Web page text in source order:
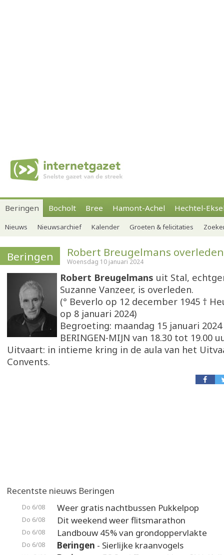
Beringen Bocholt Bree Hamont-Achel Hechtel-
Nieuws Nieuwsarchief Kalender Groeten & felicitaties
Beringen Robert Breugelmans overleden
Woensdag 10 januari 2024
Robert Breugelmans uit Stal,
Suzanne Vanzeer, is overleden.
(° Beverlo op 12 december 1945 †
op 8 januari 2024)
Begroeting: maandag 15 januari
BERINGEN-MIJN van 18.30 tot 19.00
Uitvaart: in intieme kring in de aula van het
Convents.
Recentste nieuws Beringen
Do 6/08 Weer gratis nachtbussen Pukkelpop
Do 6/08 Dit weekend weer flitsmarathon
Do 6/08 Landbouw 45% van grondoppervlakte
Do 6/08 Beringen - Sierlijke kraanvogels